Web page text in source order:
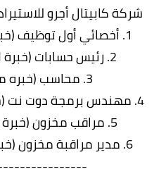
شركة كابيتال أجرو
1. أخصائي أول توظيف (خبره من 3 إلى 5 سنوات)
2. رئيس حسابات (خبرة لا تقل عن 7 سنوات)
3. محاسب (خبره من 2-5 سنوات)
4. مهندس برمجة دوت نت (خبرة لا تقل عن 8 سنوات)
5. مراقب مخزون (خبرة من 2 إلى 5 سنوات)
6. مدير مراقبة مخزون (خبرة لا تقل عن 7 سنوات)